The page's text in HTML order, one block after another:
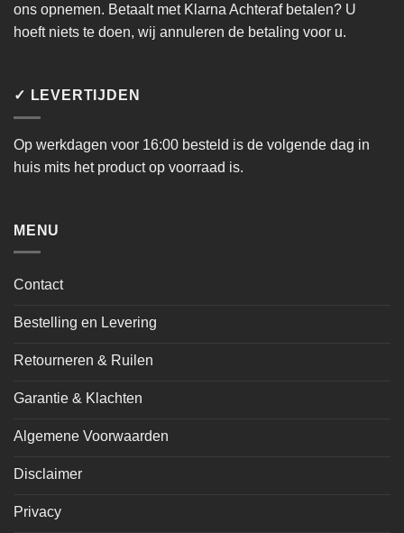
ons opnemen. Betaalt met Klarna Achteraf betalen? U
hoeft niets te doen, wij annuleren de betaling voor u.
✓ LEVERTIJDEN
Op werkdagen voor 16:00 besteld is de volgende dag in
huis mits het product op voorraad is.
MENU
Contact
Bestelling en Levering
Retourneren & Ruilen
Garantie & Klachten
Algemene Voorwaarden
Disclaimer
Privacy